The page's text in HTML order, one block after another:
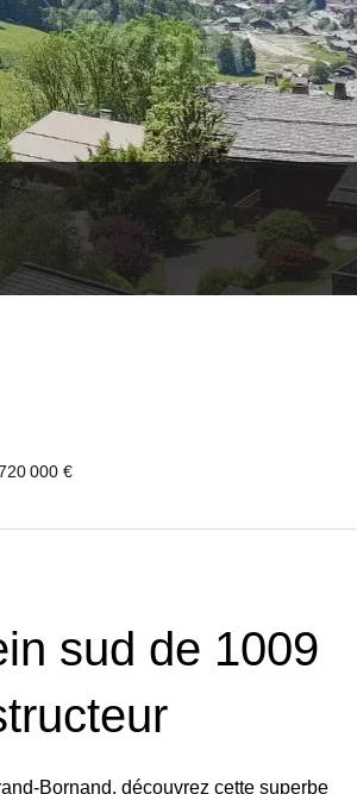
000 €
sud de 1009
Bornand, découvrez cette superbe